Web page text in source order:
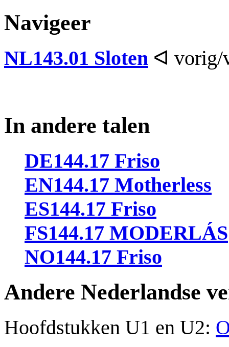
Navigeer
NL143.01 Sloten ᐊ
In andere talen
DE144.17 Friso
EN144.17 Motherless
ES144.17 Friso
FS144.17 MODERLÁS
NO144.17 Friso
Andere Nederlandse
Hoofdstukken U1 en U2: